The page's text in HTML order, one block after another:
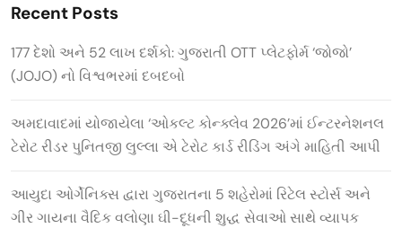
Recent Posts
177 દેશો અને 52 લાખ દર્શકો: ગુજરાતી OTT પ્લેટફોર્મ ‘જોજો’
(JOJO) નો વિશ્વભરમાં દબદબો
અમદાવાદમાં યોજાયેલા ‘ઓકલ્ટ કોન્ક્લેવ 2026’માં ઈન્ટરનેશનલ
ટેરોટ રીડર પુનિતજી લુલ્લા એ ટેરોટ કાર્ડ રીડિંગ અંગે માહિતી આપી
આયુદા ઓર્ગેનિક્સ દ્વારા ગુજરાતના 5 શહેરોમાં રિટેલ સ્ટોર્સ અને
ગીર ગાયના વૈદિક વલોણા ઘી-દૂધની શુદ્ધ સેવાઓ સાથે વ્યાપક